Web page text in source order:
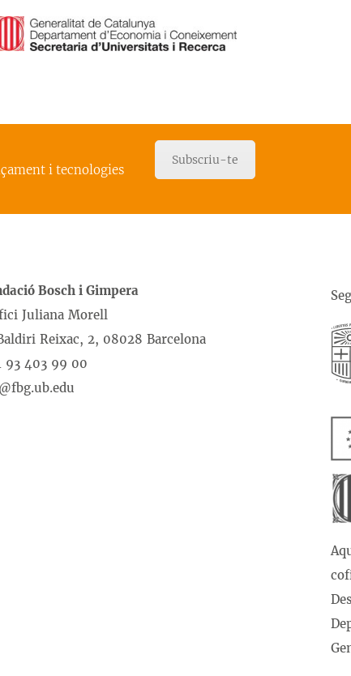
i tecnologies
Subscriu-te
Bosch i Gimpera
Juliana Morell
Reixac, 2, 08028 Barcelona
93 403 99 00